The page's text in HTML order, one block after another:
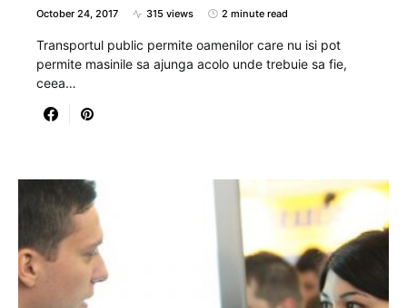
October 24, 2017 315 views 2 minute read
Transportul public permite oamenilor care nu isi pot
permite masinile sa ajunga acolo unde trebuie sa fie,
ceea…